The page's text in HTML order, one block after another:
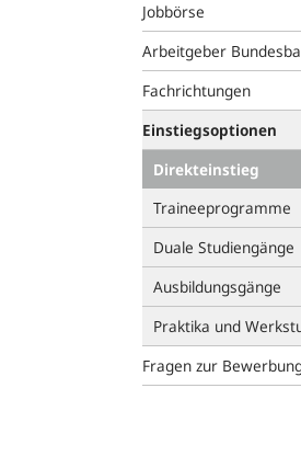
Jobbörse
Arbeitgeber
Fachrichtungen
Einstiegsoptionen
Direkteinstieg
Traineeprogramme
Duale Studiengänge
Ausbildungsgänge
Praktika und
Fragen zur